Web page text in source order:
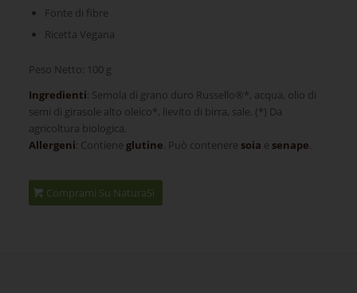
Fonte di fibre
Ricetta Vegana
Peso Netto: 100 g
Ingredienti: Semola di grano duro Russello ® *, acqua, olio di
semi di girasole alto oleico*, lievito di birra, sale. (*) Da
agricoltura biologica.
Allergeni: Contiene glutine. Può contenere soia e senape.
Comprami Su NaturaSì